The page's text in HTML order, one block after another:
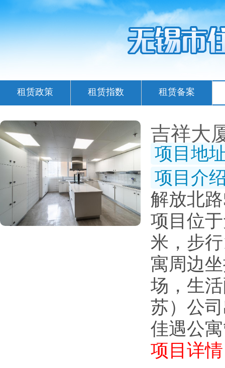
租赁政策 租赁指数 租赁备案
吉祥
项目地
项目介
解放北
项目位
米，步
寓周边
场，生
苏）公
佳遇公
项目详情